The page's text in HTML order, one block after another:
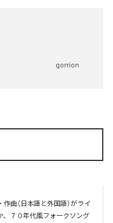
gorrion
曲（日本語と外国語）がライ
、７０年代風フォークソング